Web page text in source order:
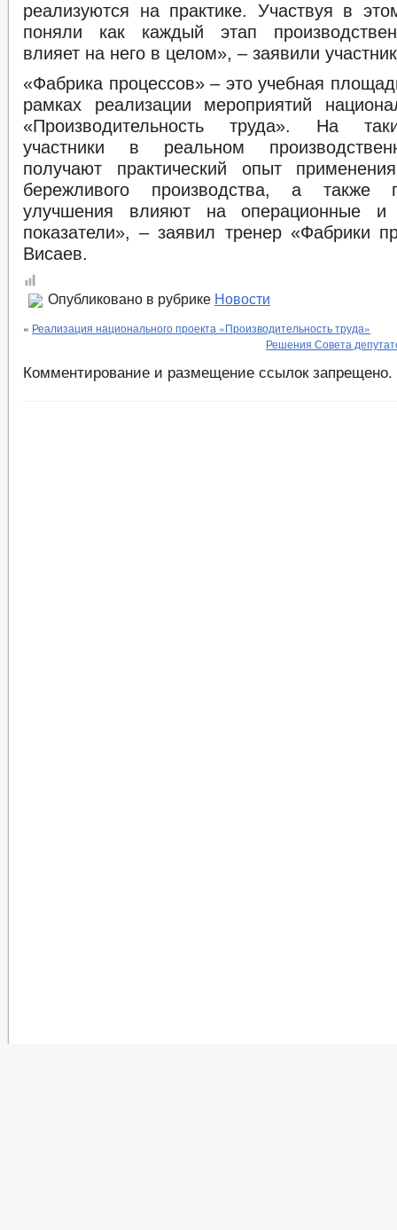
реализуются на практике. Участвуя в
поняли как каждый этап
влияет на него в целом», – заявили
«Фабрика процессов» – это учебная
рамках реализации мероприятий
«Производительность труда». На
участники в реальном
получают практический опыт
бережливого производства, а также
улучшения влияют на операционные и
показатели», – заявил тренер «Фабрики
Висаев.
Опубликовано в рубрике Новости
« Реализация национального проекта «Производительность труда»
Решения Совета
Комментирование и размещение ссылок запрещено.